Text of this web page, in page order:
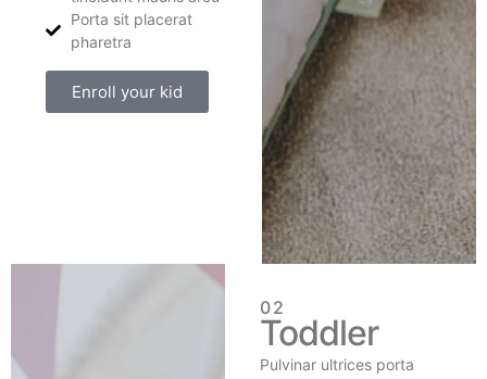
Porta sit placerat
pharetra
Enroll your kid
02
Toddler
Pulvinar ultrices porta